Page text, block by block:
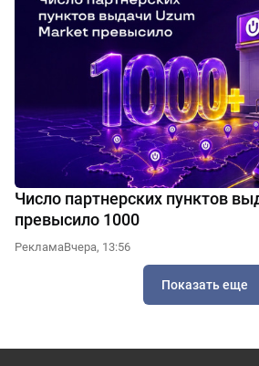
Число партнерских пунктов
превысило 1000
РекламаВчера, 13:56
Показать еще